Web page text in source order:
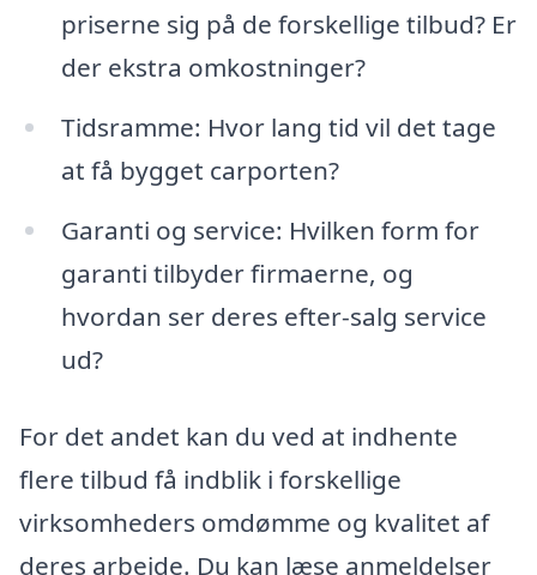
priserne sig på de forskellige tilbud? Er
der ekstra omkostninger?
Tidsramme: Hvor lang tid vil det tage
at få bygget carporten?
Garanti og service: Hvilken form for
garanti tilbyder firmaerne, og
hvordan ser deres efter-salg service
ud?
For det andet kan du ved at indhente
flere tilbud få indblik i forskellige
virksomheders omdømme og kvalitet af
deres arbejde. Du kan læse anmeldelser